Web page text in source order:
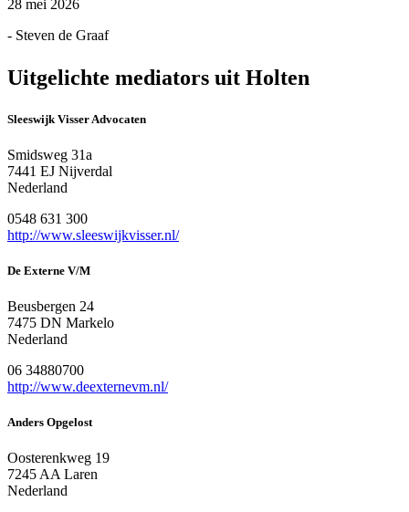
28 mei 2026
- Steven de Graaf
Uitgelichte mediators uit Holten
Sleeswijk Visser Advocaten
Smidsweg 31a
7441 EJ Nijverdal
Nederland
0548 631 300
http://www.sleeswijkvisser.nl/
De Externe V/M
Beusbergen 24
7475 DN Markelo
Nederland
06 34880700
http://www.deexternevm.nl/
Anders Opgelost
Oosterenkweg 19
7245 AA Laren
Nederland